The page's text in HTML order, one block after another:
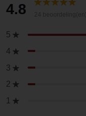
4.8
5
4
3
2
1